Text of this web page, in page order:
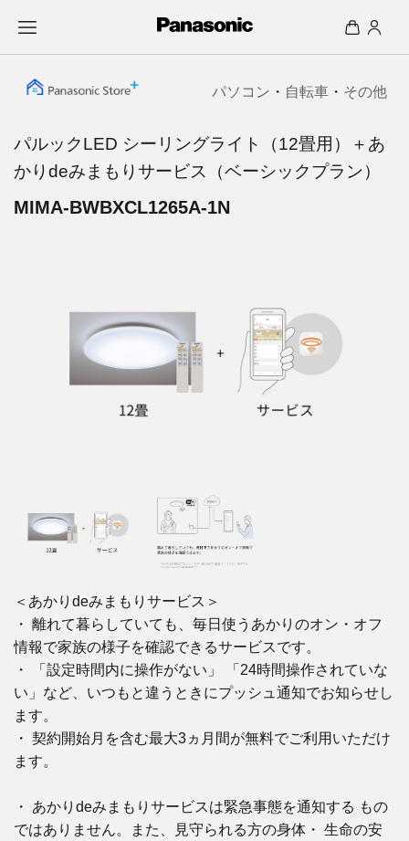
パソコン ・ 自転車 ・ その他
パルックLED シーリングライト（12畳用）＋あ
かりdeみまもりサービス（ベーシックプラン）
MIMA-BWBXCL1265A-1N
＜あかりdeみまもりサービス＞
・ 離れて暮らしていても、毎日使うあかりのオン・オフ
情報で家族の様子を確認できるサービスです。
・ 「設定時間内に操作がない」 「24時間操作されていな
い」など、いつもと違うときにプッシュ通知でお知らせし
ます。
・ 契約開始月を含む最大3ヵ月間が無料でご利用いただけ
ます。
・ あかりdeみまもりサービスは緊急事態を通知する もの
ではありません。また、見守られる方の身体・ 生命の安